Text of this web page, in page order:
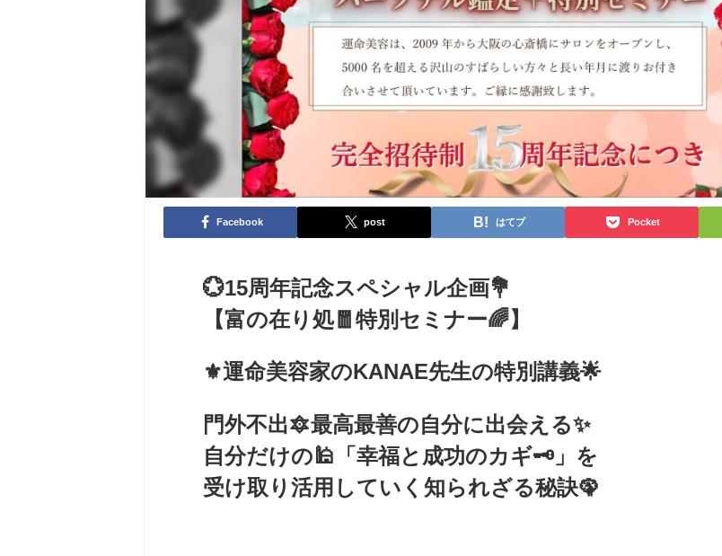
Facebook post はてブ Pocket
💮15周年記念スペシャル企画💐
【富の在り処🧧特別セミナー🌈】
⚜️運命美容家のKANAE先生の特別講義🌟
門外不出🔯最高最善の自分に出会える✨
自分だけの🕌「幸福と成功のカギ🗝」を
受け取り活用していく知られざる秘訣🦚